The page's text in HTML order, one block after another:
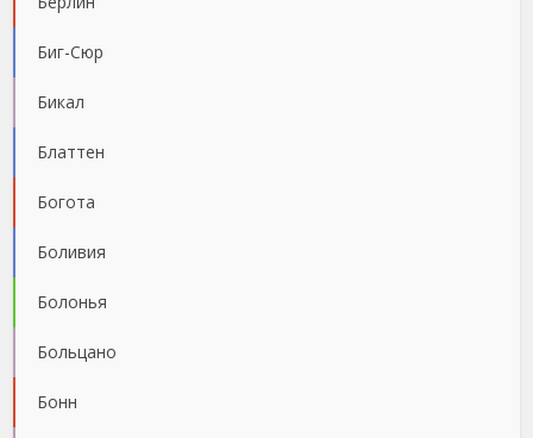
Биг-Сюр
Бикал
Блаттен
Богота
Боливия
Болонья
Больцано
Бонн